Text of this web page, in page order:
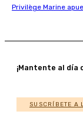
Privilège Marine
¡Mantente al
SUSCRÍBETE A